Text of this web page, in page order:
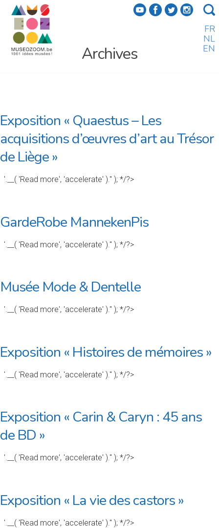
f a b e
FR
NL
EN
Archives
Exposition « Quaestus – Les
acquisitions d’œuvres d’art au Trésor
de Liège »
'.__( 'Read more', 'accelerate' ).'' ); */?>
GardeRobe MannekenPis
'.__( 'Read more', 'accelerate' ).'' ); */?>
Musée Mode & Dentelle
'.__( 'Read more', 'accelerate' ).'' ); */?>
Exposition « Histoires de mémoires »
'.__( 'Read more', 'accelerate' ).'' ); */?>
Exposition « Carin & Caryn : 45 ans
de BD »
'.__( 'Read more', 'accelerate' ).'' ); */?>
Exposition « La vie des castors »
'.__( 'Read more', 'accelerate' ).'' ); */?>